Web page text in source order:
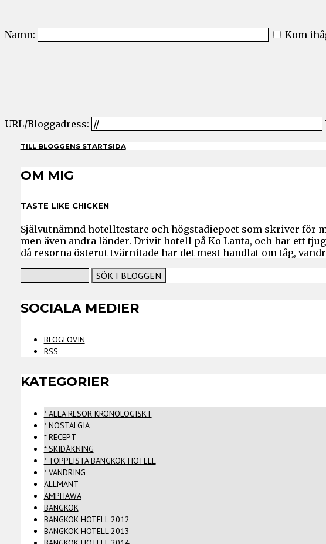
Namn: Kom
URL/Bloggadress:
TILL BLOGGENS STARTSIDA
OM MIG
TASTE LIKE CHICKEN
Självutnämnd hotelltestare och högstadiepoet som skriver för
men även andra länder. Drivit hotell på Ko Lanta, och har ett
då resorna österut tvärnitade har det mest handlat om tåg,
SOCIALA MEDIER
BLOGLOVIN
RSS
KATEGORIER
* ALLA RESOR KRONOLOGISKT
* NOSTALGIA
* RECEPT
* SKIDÅKNING
* TOPPLISTA BANGKOK HOTELL
* VANDRING
ALLMÄNT
AMPHAWA
BANGKOK
BANGKOK HOTELL 2012
BANGKOK HOTELL 2013